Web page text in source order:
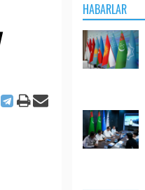
HABARLAR